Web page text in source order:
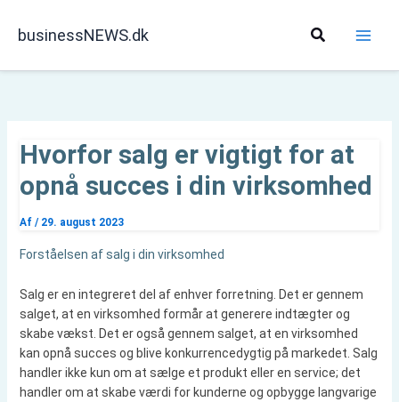
businessNEWS.dk Søg
Hvorfor salg er vigtigt for at
opnå succes i din virksomhed
Af / 29. august 2023
Forståelsen af salg i din virksomhed
Salg er en integreret del af enhver forretning. Det er gennem
salget, at en virksomhed formår at generere indtægter og
skabe vækst. Det er også gennem salget, at en virksomhed
kan opnå succes og blive konkurrencedygtig på markedet. Salg
handler ikke kun om at sælge et produkt eller en service; det
handler om at skabe værdi for kunderne og opbygge langvarige